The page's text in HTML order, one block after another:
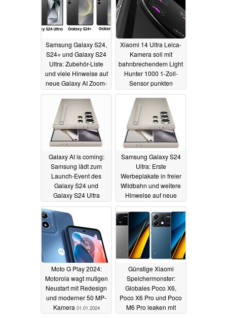
Samsung Galaxy S24,
S24+ und Galaxy S24
Ultra: Zubehör-Liste
und viele Hinweise auf
neue Galaxy AI Zoom-
Xiaomi 14 Ultra Leica-
Kamera soll mit
bahnbrechendem Light
Hunter 1000 1-Zoll-
Sensor punkten
Galaxy AI is coming:
Samsung lädt zum
Launch-Event des
Galaxy S24 und
Galaxy S24 Ultra
Samsung Galaxy S24
Ultra: Erste
Werbeplakate in freier
Wildbahn und weitere
Hinweise auf neue
02.01.2024
Moto G Play 2024:
Motorola wagt mutigen
Neustart mit Redesign
und moderner 50 MP-
Kamera 01.01.2024
Günstige Xiaomi
Speichermonster:
Globales Poco X6,
Poco X6 Pro und Poco
M6 Pro leaken mit